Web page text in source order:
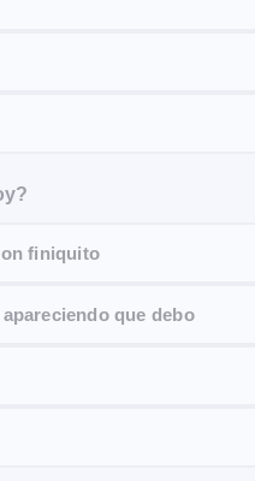
finiquito
que debo